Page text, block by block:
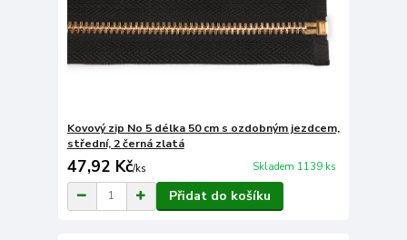
Kovový zip No 5 délka 50 cm s ozdobným jezdcem,
střední, 2 černá zlatá
47,92 Kč/ks Skladem 1139 ks
Přidat do košíku